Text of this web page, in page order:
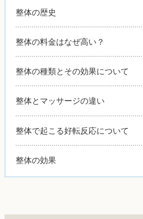
整体の歴史
整体の料金はなぜ高い？
整体の種類とその効果について
整体とマッサージの違い
整体で起こる好転反応について
整体の効果